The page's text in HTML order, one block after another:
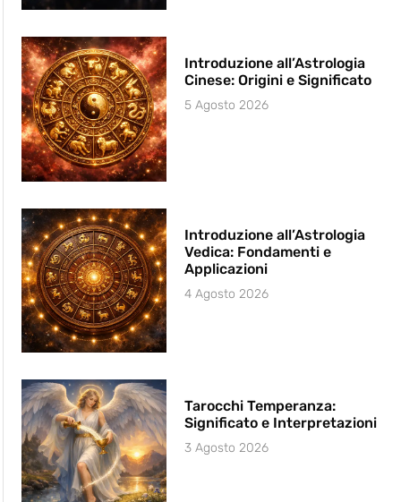
Introduzione all’Astrologia
Cinese: Origini e Significato
5 Agosto 2026
Introduzione all’Astrologia
Vedica: Fondamenti e
Applicazioni
4 Agosto 2026
Tarocchi Temperanza:
Significato e Interpretazioni
3 Agosto 2026